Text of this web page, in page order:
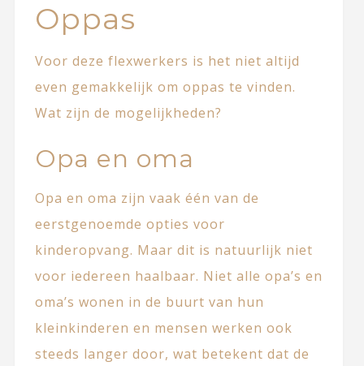
Oppas
Voor deze flexwerkers is het niet altijd
even gemakkelijk om oppas te vinden.
Wat zijn de mogelijkheden?
Opa en oma
Opa en oma zijn vaak één van de
eerstgenoemde opties voor
kinderopvang. Maar dit is natuurlijk niet
voor iedereen haalbaar. Niet alle opa’s en
oma’s wonen in de buurt van hun
kleinkinderen en mensen werken ook
steeds langer door, wat betekent dat de